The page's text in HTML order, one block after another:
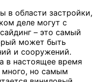
в области застройки,
деле могут с
– это самый
может быть
и сооружений.
в настоящее время
много, но самым